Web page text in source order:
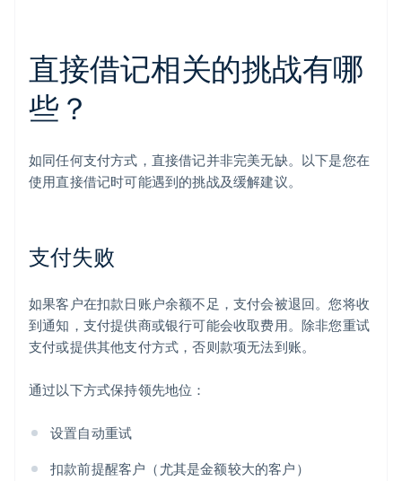
直接借记相关的挑战有哪
些？
如同任何支付方式，直接借记并非完美无缺。以下是您在
使用直接借记时可能遇到的挑战及缓解建议。
支付失败
如果客户在扣款日账户余额不足，支付会被退回。您将收
到通知，支付提供商或银行可能会收取费用。除非您重试
支付或提供其他支付方式，否则款项无法到账。
通过以下方式保持领先地位：
设置自动重试
扣款前提醒客户（尤其是金额较大的客户）